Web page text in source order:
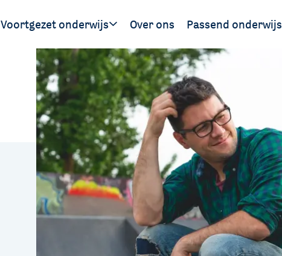
Voortgezet onderwijs
Leerlingen
Over ons Passend onderwijs
Handige links
SWV PO 30 06
SWV VO 30 06